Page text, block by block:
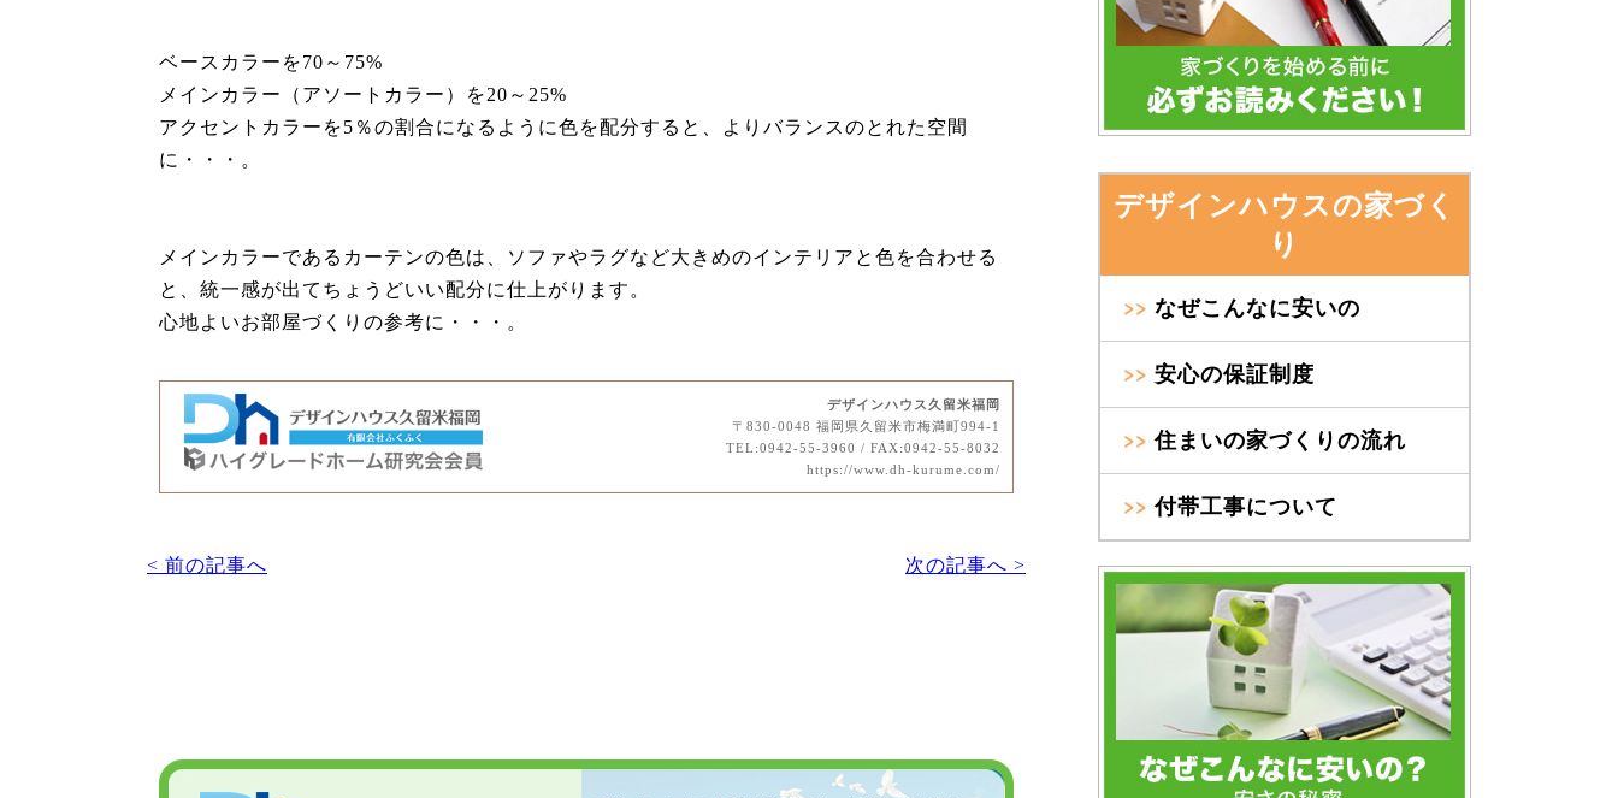
ベースカラーを70～75%
メインカラー（アソートカラー）を20～25%
アクセントカラーを5％の割合になるように色を配分すると、よりバランスのとれた空間
に・・・。
メインカラーであるカーテンの色は、ソファやラグなど大きめのインテリアと色を合わせる
と、統一感が出てちょうどいい配分に仕上がります。
心地よいお部屋づくりの参考に・・・。
デザインハウス久留米福岡
〒830-0048 福岡県久留米市梅満町994-1
TEL:0942-55-3960 / FAX:0942-55-8032
https://www.dh-kurume.com/
< 前の記事へ 次の記事へ >
デザインハウスの家づく
り
なぜこんなに安いの
安心の保証制度
住まいの家づくりの流れ
付帯工事について